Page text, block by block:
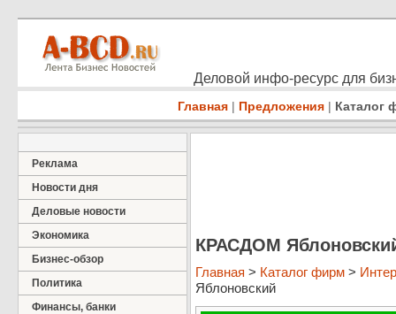
Деловой инфо-ресурс для
Главная | Предложения | Каталог
Реклама
Новости дня
Деловые новости
Экономика
Бизнес-обзор
Политика
Финансы, банки
КРАСДОМ
Главная > Каталог фирм >
Яблоновский